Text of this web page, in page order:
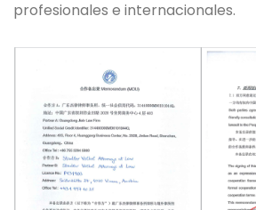
profesionales e internacionales.